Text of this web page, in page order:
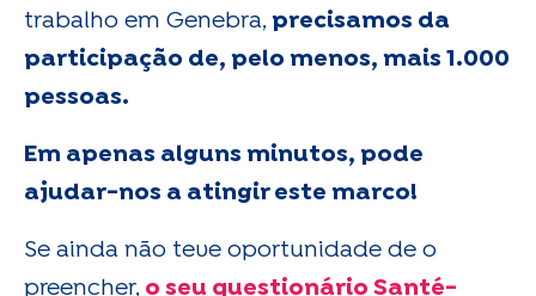
trabalho em Genebra, precisamos da
participação de, pelo menos, mais 1.000
pessoas.
Em apenas alguns minutos, pode
ajudar-nos a atingir este marco!
Se ainda não teve oportunidade de o
preencher, o seu questionário Santé-